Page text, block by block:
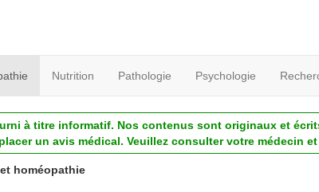
Nutrition Pathologie Psychologie
à titre informatif. Nos contenus sont originaux et
un avis médical. Veuillez consulter votre médecin
homéopathie